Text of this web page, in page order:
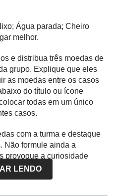
Água parada; Cheiro
melhor.
e distribua três moedas de
grupo. Explique que eles
as moedas entre os casos
do título ou ícone
todas em um único
casos.
com a turma e destaque
Não formule ainda a
provoque a curiosidade
LENDO